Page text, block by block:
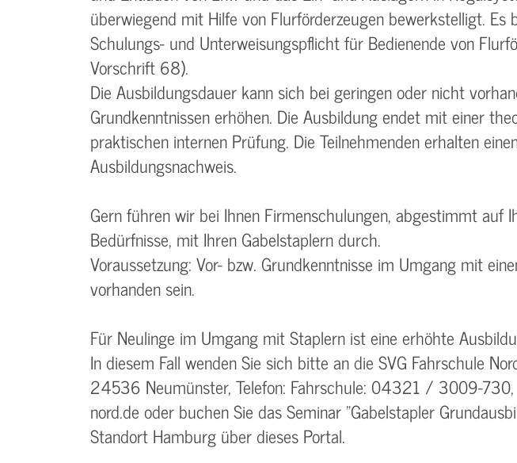
überwiegend mit Hilfe von Flurförderzeugen bewerkstelligt. Es
Schulungs- und Unterweisungspflicht für Bedienende von
Vorschrift 68).
Die Ausbildungsdauer kann sich bei geringen oder nicht
Grundkenntnissen erhöhen. Die Ausbildung endet mit einer
praktischen internen Prüfung. Die Teilnehmenden erhalten
Ausbildungsnachweis.
Gern führen wir bei Ihnen Firmenschulungen, abgestimmt auf
Bedürfnisse, mit Ihren Gabelstaplern durch.
Voraussetzung: Vor- bzw. Grundkenntnisse im Umgang mit
vorhanden sein.
Für Neulinge im Umgang mit Staplern ist eine erhöhte
In diesem Fall wenden Sie sich bitte an die SVG Fahrschule
24536 Neumünster, Telefon: Fahrschule: 04321 / 3009-730,
nord.de oder buchen Sie das Seminar "Gabelstapler
Standort Hamburg über dieses Portal.